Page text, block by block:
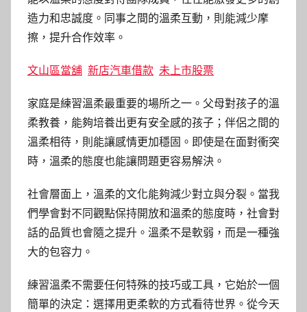
造力和忠誠度。同事之間的溫柔互動，則能減少摩
擦，提升合作效率。
文山區當舖 新店汽車借款 未上市股票
家庭是練習溫柔最重要的場所之一。父母對孩子的溫
柔教養，能夠培養出更有安全感的孩子；伴侶之間的
溫柔相待，則能讓感情更加穩固。即使是在面對衝突
時，溫柔的態度也能讓問題更容易解決。
社會層面上，溫柔的文化能夠減少對立與分裂。當我
們學會對不同觀點保持開放和溫柔的態度時，社會對
話的品質也會隨之提升。溫柔不是軟弱，而是一種強
大的包容力。
練習溫柔不需要任何特殊的技巧或工具，它始於一個
簡單的決定：選擇用更柔軟的方式看待世界。從今天